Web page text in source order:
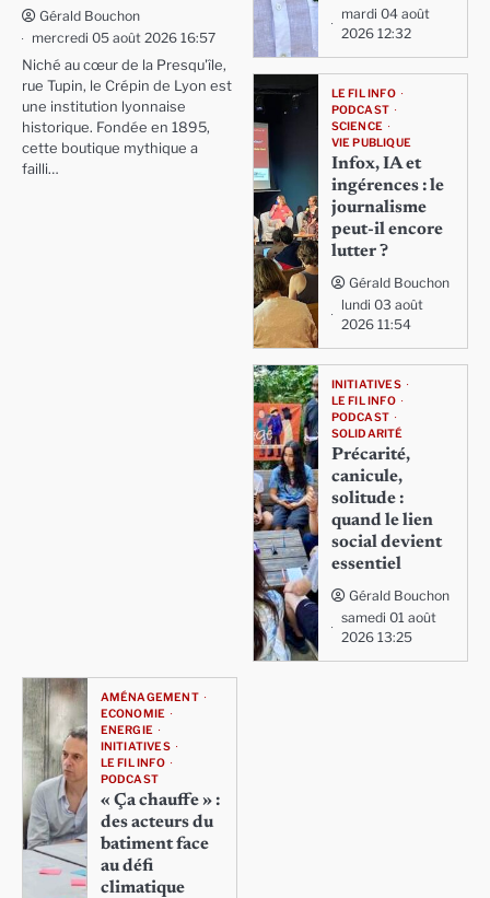
Gérald Bouchon
mercredi 05 août 2026 16:57
Niché au cœur de la Presqu'île,
rue Tupin, le Crépin de Lyon est
une institution lyonnaise
historique. Fondée en 1895,
cette boutique mythique a
failli…
mardi 04 août
2026 12:32
LE FIL INFO
PODCAST
SCIENCE
VIE PUBLIQUE
Infox, IA et
ingérences : le
journalisme
peut-il encore
lutter ?
Gérald Bouchon
lundi 03 août
2026 11:54
INITIATIVES
LE FIL INFO
PODCAST
SOLIDARITÉ
Précarité,
canicule,
solitude :
quand le lien
social devient
essentiel
Gérald Bouchon
samedi 01 août
2026 13:25
AMÉNAGEMENT
ECONOMIE
ENERGIE
INITIATIVES
LE FIL INFO
PODCAST
« Ça chauffe » :
des acteurs du
batiment face
au défi
climatique